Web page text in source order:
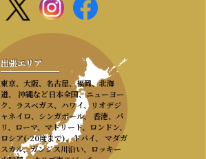
出張エリア
東京、大阪、名古屋、福岡、北海
道、 沖縄など日本全国、ニューヨー
ク、ラスベガス、ハワイ、リオデジ
ャネイロ、シンガポール、 香港、パ
リ、ローマ、マドリード、ロンドン、
ロシア(-20度まで)、ドバイ、 マダガ
スカル、ガンジス川沿い、ロッキー